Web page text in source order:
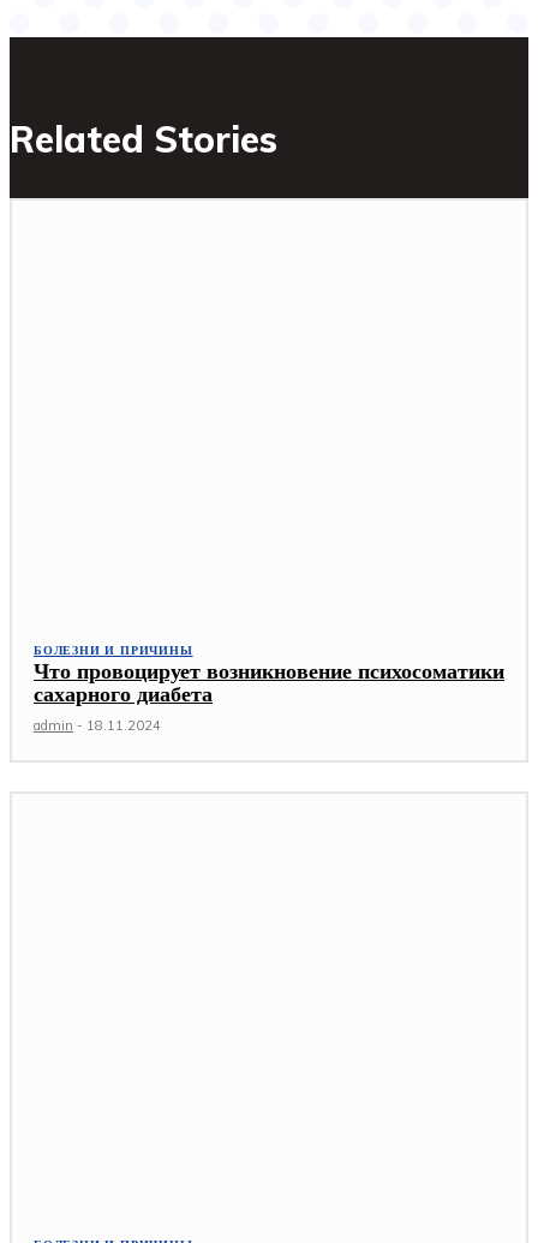
Related Stories
БОЛЕЗНИ И ПРИЧИНЫ
Что провоцирует возникновение психосоматики
сахарного диабета
admin - 18.11.2024